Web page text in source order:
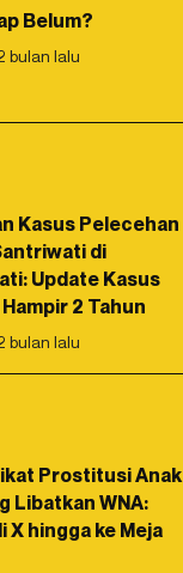
Belum?
bulan lalu
Kasus Pelecehan
di
Update Kasus
2 Tahun
bulan lalu
Prostitusi Anak
Libatkan WNA:
X hingga ke Meja